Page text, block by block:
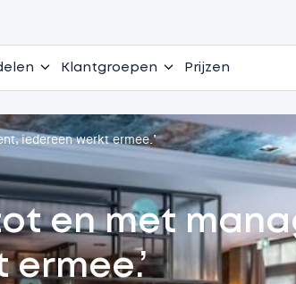
Klantgroepen Prijzen
iedereen werkt ermee.’
en met